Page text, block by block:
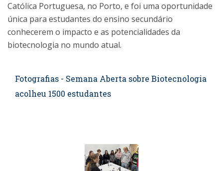
Católica Portuguesa, no Porto, e foi uma oportunidade
única para estudantes do ensino secundário
conhecerem o impacto e as potencialidades da
biotecnologia no mundo atual.
Fotografias - Semana Aberta sobre Biotecnologia
acolheu 1500 estudantes